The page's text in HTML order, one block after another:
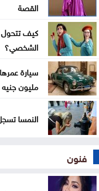
دولة صغيرة .. بس قَدّ
كلّيّة الحقوق في
الكفاءات القانونيّة بتخريج 265 طالبًا وطالبةً
القصة
كيف تتحول
الشخصي؟
مليون
النمسا
فنون